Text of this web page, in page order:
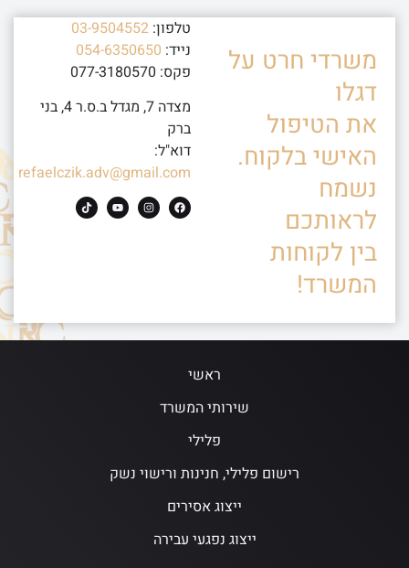
משרדי חרט על
דגלו
את הטיפול
האישי בלקוח.
נשמח
לראותכם
בין לקוחות
המשרד!
טלפון: 03-9504552
נייד: 054-6350650
פקס: 077-3180570
מצדה 7, מגדל ב.ס.ר 4, בני
ברק
דוא"ל:
refaelczik.adv@gmail.com
ראשי
שירותי המשרד
פלילי
רישום פלילי, חנינות ורישוי נשק
ייצוג אסירים
ייצוג נפגעי עבירה